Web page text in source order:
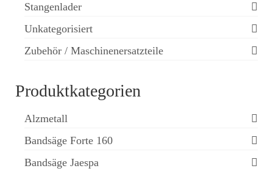
Stangenlader
Unkategorisiert
Zubehör / Maschinenersatzteile
Produktkategorien
Alzmetall
Bandsäge Forte 160
Bandsäge Jaespa